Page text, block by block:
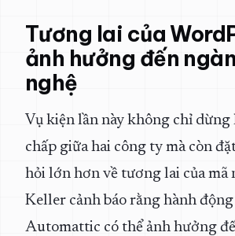
Tương lai của
ảnh hưởng đến
nghệ
Vụ kiện lần này không chỉ
chấp giữa hai công ty mà còn
hỏi lớn hơn về tương lai của mã
Keller cảnh báo rằng hành động
Automattic có thể ảnh hưởng